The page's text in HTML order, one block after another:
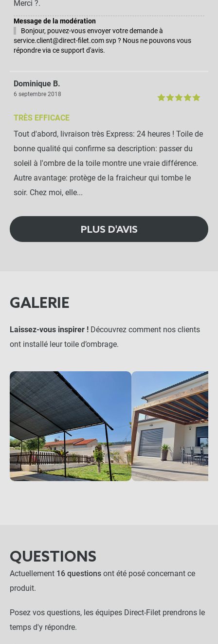
Merci ?.
Message de la modération
Bonjour, pouvez-vous envoyer votre demande à
service.client@direct-filet.com svp ? Nous ne pouvons vous
répondre via ce support d'avis.
Dominique B.
6 septembre 2018
TRÈS EFFICACE
Tout d'abord, livraison très Express: 24 heures ! Toile de
bonne qualité qui confirme sa description: passer du
soleil à l'ombre de la toile montre une vraie différence.
Autre avantage: protège de la fraicheur qui tombe le
soir. Chez moi, elle...
PLUS D'AVIS
GALERIE
Laissez-vous inspirer ! Découvrez comment nos clients
ont installé leur toile d’ombrage.
QUESTIONS
Actuellement 16 questions ont été posé concernant ce
produit.
Posez vos questions, les équipes Direct-Filet prendrons le
temps d'y répondre.